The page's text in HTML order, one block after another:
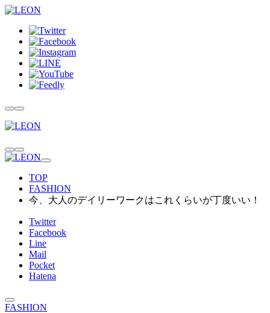
TOP
FASHION
今、大人のデイリーワークはこれくらいが丁度いい！
Twitter
Facebook
Line
Mail
Pocket
Hatena
FASHION